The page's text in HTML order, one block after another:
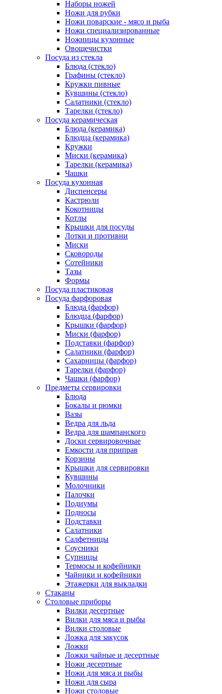
Наборы ножей
Ножи для рубки
Ножи поварские - мясо и рыба
Ножи специализированные
Ножницы кухонные
Овощечистки
Посуда из стекла
Блюда (стекло)
Графины (стекло)
Кружки пивные
Кувшины (стекло)
Салатники (стекло)
Тарелки (стекло)
Посуда керамическая
Блюда (керамика)
Блюдца (керамика)
Кружки
Миски (керамика)
Тарелки (керамика)
Чашки
Посуда кухонная
Диспенсеры
Кастрюли
Кокотницы
Котлы
Крышки для посуды
Лотки и противни
Миски
Сковороды
Сотейники
Тазы
Формы
Посуда пластиковая
Посуда фарфоровая
Блюда (фарфор)
Блюдца (фарфор)
Крышки (фарфор)
Миски (фарфор)
Подставки (фарфор)
Салатники (фарфор)
Сахарницы (фарфор)
Тарелки (фарфор)
Чашки (фарфор)
Предметы сервировки
Блюда
Бокалы и рюмки
Вазы
Ведра для льда
Ведра для шампанского
Доски сервировочные
Емкости для приправ
Корзины
Крышки для сервировки
Кувшины
Молочники
Палочки
Подиумы
Подносы
Подставки
Салатники
Салфетницы
Соусники
Супницы
Термосы и кофейники
Чайники и кофейники
Этажерки для выкладки
Стаканы
Столовые приборы
Вилки десертные
Вилки для мяса и рыбы
Вилки столовые
Ложка для закусок
Ложки
Ложки чайные и десертные
Ножи десертные
Ножи для мяса и рыбы
Ножи для сыра
Ножи столовые